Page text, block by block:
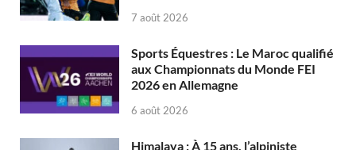
7 août 2026
Sports Équestres : Le Maroc qualifié
aux Championnats du Monde FEI
2026 en Allemagne
6 août 2026
Himalaya : À 15 ans, l’alpiniste